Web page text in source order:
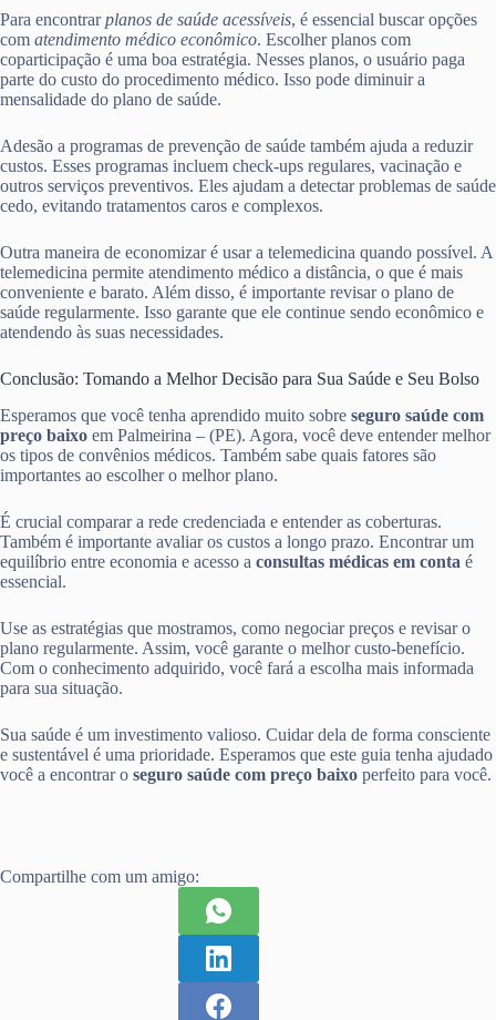
Para encontrarplanos de saúde acessíveis, é essencial buscar opções
com atendimento médico econômico. Escolher planos com
coparticipação é uma boa estratégia. Nesses planos, o usuário paga
parte do custo do procedimento médico. Isso pode diminuir a
mensalidade do plano de saúde.
Adesão a programas de prevenção de saúde também ajuda a reduzir
custos. Esses programas incluem check-ups regulares, vacinação e
outros serviços preventivos. Eles ajudam a detectar problemas de saúde
cedo, evitando tratamentos caros e complexos.
Outra maneira de economizar é usar a telemedicina quando possível. A
telemedicina permite atendimento médico a distância, o que é mais
conveniente e barato. Além disso, é importante revisar o plano de
saúde regularmente. Isso garante que ele continue sendo econômico e
atendendo às suas necessidades.
Conclusão: Tomando a Melhor Decisão para Sua Saúde e Seu Bolso
Esperamos que você tenha aprendido muito sobre seguro saúde com
preço baixo em Palmeirina – (PE). Agora, você deve entender melhor
os tipos de convênios médicos. Também sabe quais fatores são
importantes ao escolher o melhor plano.
É crucial comparar a rede credenciada e entender as coberturas.
Também é importante avaliar os custos a longo prazo. Encontrar um
equilíbrio entre economia e acesso a consultas médicas em conta é
essencial.
Use as estratégias que mostramos, como negociar preços e revisar o
plano regularmente. Assim, você garante o melhor custo-benefício.
Com o conhecimento adquirido, você fará a escolha mais informada
para sua situação.
Sua saúde é um investimento valioso. Cuidar dela de forma consciente
e sustentável é uma prioridade. Esperamos que este guia tenha ajudado
você a encontrar o seguro saúde com preço baixo perfeito para você.
Compartilhe com um amigo: